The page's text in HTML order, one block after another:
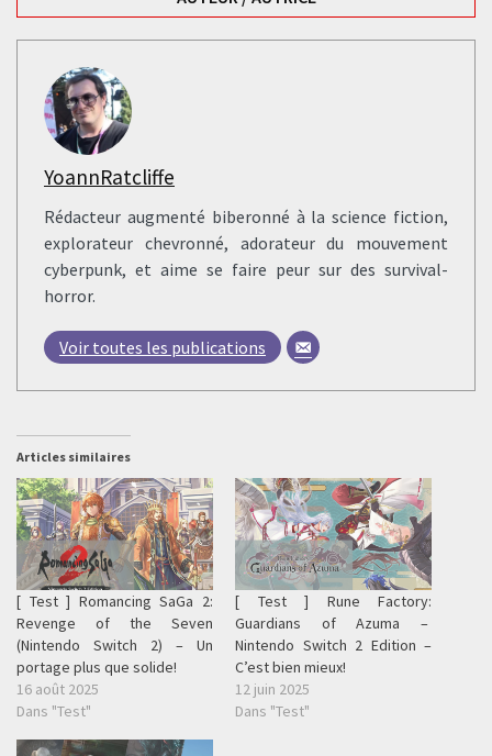
YoannRatcliffe
Rédacteur augmenté biberonné à la science fiction,
explorateur chevronné, adorateur du mouvement
cyberpunk, et aime se faire peur sur des survival-
horror.
Voir toutes les publications
Articles similaires
[ Test ] Romancing SaGa 2:
Revenge of the Seven
(Nintendo Switch 2) – Un
portage plus que solide!
16 août 2025
Dans "Test"
[ Test ] Rune Factory:
Guardians of Azuma –
Nintendo Switch 2 Edition –
C’est bien mieux!
12 juin 2025
Dans "Test"